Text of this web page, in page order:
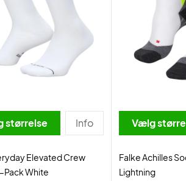
størrelse Info
Elevated Crew
Pack White
Vælg
Falke Achilles
Lightning